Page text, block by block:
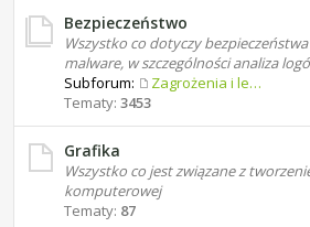
Bezpieczeństwo
Wszystko co dotyczy
malware, w szczególności analiza
Subforum:
Zagrożenia i leczenie
Tematy: 3453
Grafika
Wszystko co jest związane z
komputerowej
Tematy: 87